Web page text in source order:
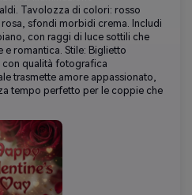
Tavolozza di colori: rosso
sfondi morbidi crema. Includi
con raggi di luce sottili che
e romantica. Stile: Biglietto
con qualità fotografica
trasmette amore appassionato,
tempo perfetto per le coppie che